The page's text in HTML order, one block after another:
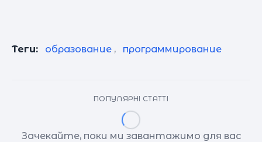
Теги: образование , программирование
ПОПУЛЯРНІ СТАТТІ
Зачекайте, поки ми завантажимо для вас